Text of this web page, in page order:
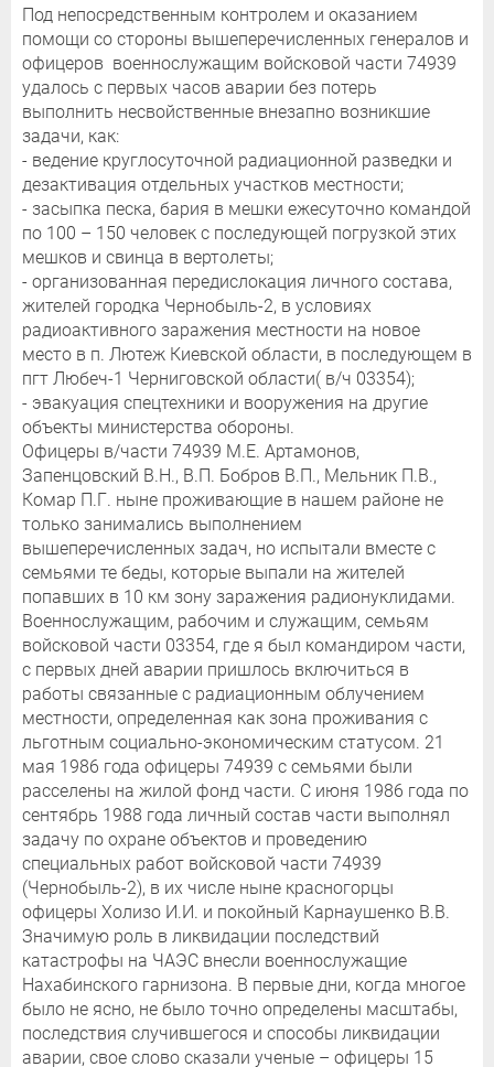
Под непосредственным контролем и оказанием
помощи со стороны вышеперечисленных генералов и
офицеров военнослужащим войсковой части 74939
удалось с первых часов аварии без потерь
выполнить несвойственные внезапно возникшие
задачи, как:
- ведение круглосуточной радиационной разведки и
дезактивация отдельных участков местности;
- засыпка песка, бария в мешки ежесуточно командой
по 100 – 150 человек с последующей погрузкой этих
мешков и свинца в вертолеты;
- организованная передислокация личного состава,
жителей городка Чернобыль-2, в условиях
радиоактивного заражения местности на новое
место в п. Лютеж Киевской области, в последующем в
пгт Любеч-1 Черниговской области( в/ч 03354);
- эвакуация спецтехники и вооружения на другие
объекты министерства обороны.
Офицеры в/части 74939 М.Е. Артамонов,
Запенцовский В.Н., В.П. Бобров В.П., Мельник П.В.,
Комар П.Г. ныне проживающие в нашем районе не
только занимались выполнением
вышеперечисленных задач, но испытали вместе с
семьями те беды, которые выпали на жителей
попавших в 10 км зону заражения радионуклидами.
Военнослужащим, рабочим и служащим, семьям
войсковой части 03354, где я был командиром части,
с первых дней аварии пришлось включиться в
работы связанные с радиационным облучением
местности, определенная как зона проживания с
льготным социально-экономическим статусом. 21
мая 1986 года офицеры 74939 с семьями были
расселены на жилой фонд части. С июня 1986 года по
сентябрь 1988 года личный состав части выполнял
задачу по охране объектов и проведению
специальных работ войсковой части 74939
(Чернобыль-2), в их числе ныне красногорцы
офицеры Холизо И.И. и покойный Карнаушенко В.В.
Значимую роль в ликвидации последствий
катастрофы на ЧАЭС внесли военнослужащие
Нахабинского гарнизона. В первые дни, когда многое
было не ясно, не было точно определены масштабы,
последствия случившегося и способы ликвидации
аварии, свое слово сказали ученые – офицеры 15